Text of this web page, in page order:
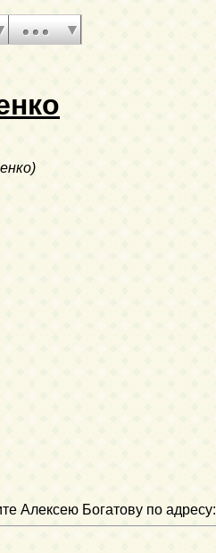
Алексею Богатову по адресу: